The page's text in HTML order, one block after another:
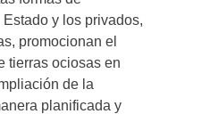
y los privados,
promocionan el
tierras ociosas en
de la
planificada y